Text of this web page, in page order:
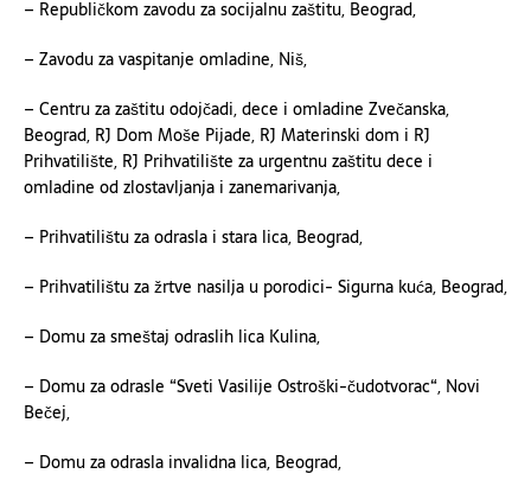
– Republičkom zavodu za socijalnu zaštitu, Beograd,
– Zavodu za vaspitanje omladine, Niš,
– Centru za zaštitu odojčadi, dece i omladine Zvečanska,
Beograd, RJ Dom Moše Pijade, RJ Materinski dom i RJ
Prihvatilište, RJ Prihvatilište za urgentnu zaštitu dece i
omladine od zlostavljanja i zanemarivanja,
– Prihvatilištu za odrasla i stara lica, Beograd,
– Prihvatilištu za žrtve nasilja u porodici- Sigurna kuća, Beograd,
– Domu za smeštaj odraslih lica Kulina,
– Domu za odrasle “Sveti Vasilije Ostroški-čudotvorac“, Novi
Bečej,
– Domu za odrasla invalidna lica, Beograd,